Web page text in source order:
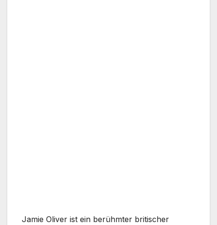
Jamie Oliver ist ein berühmter britischer